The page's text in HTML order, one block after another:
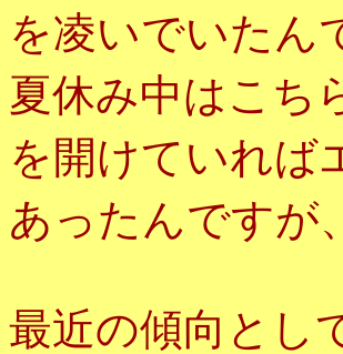
を凌いでいたん
夏休み中はこち
を開けていれば
あったんですが
最近の傾向とし